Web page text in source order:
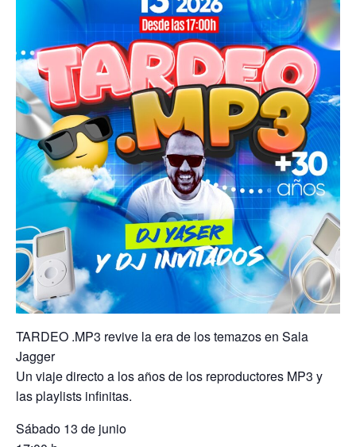
TARDEO .MP3 revive la era de los temazos en Sala
Jagger
Un viaje directo a los años de los reproductores MP3 y
las playlists infinitas.
Sábado 13 de junio